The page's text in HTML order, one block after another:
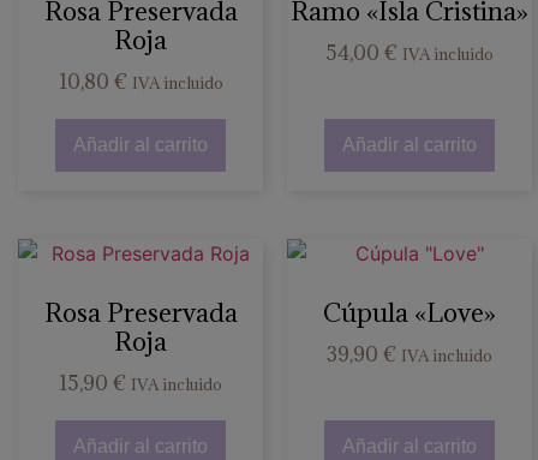
Rosa Preservada
Roja
10,80 € IVA incluido
Añadir al carrito
Ramo «Isla Cristina»
54,00 € IVA incluido
Añadir al carrito
Rosa Preservada
Roja
15,90 € IVA incluido
Añadir al carrito
Cúpula «Love»
39,90 € IVA incluido
Añadir al carrito